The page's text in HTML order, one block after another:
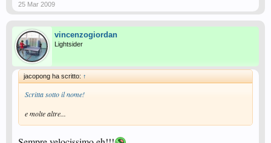
25 Mar 2009
vincenzogiordan
Lightsider
jacopong ha scritto: ↑
Scritta sotto il nome!
e molte altre...